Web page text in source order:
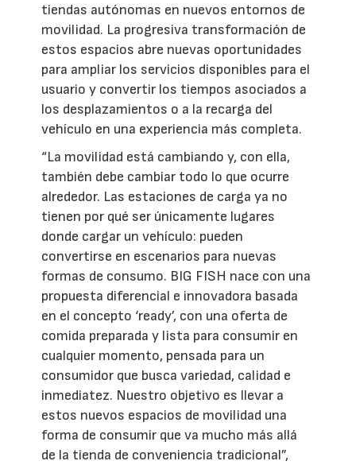
tiendas autónomas en nuevos entornos de
movilidad. La progresiva transformación de
estos espacios abre nuevas oportunidades
para ampliar los servicios disponibles para el
usuario y convertir los tiempos asociados a
los desplazamientos o a la recarga del
vehículo en una experiencia más completa.
“La movilidad está cambiando y, con ella,
también debe cambiar todo lo que ocurre
alrededor. Las estaciones de carga ya no
tienen por qué ser únicamente lugares
donde cargar un vehículo: pueden
convertirse en escenarios para nuevas
formas de consumo. BIG FISH nace con una
propuesta diferencial e innovadora basada
en el concepto ‘ready’, con una oferta de
comida preparada y lista para consumir en
cualquier momento, pensada para un
consumidor que busca variedad, calidad e
inmediatez. Nuestro objetivo es llevar a
estos nuevos espacios de movilidad una
forma de consumir que va mucho más allá
de la tienda de conveniencia tradicional”,